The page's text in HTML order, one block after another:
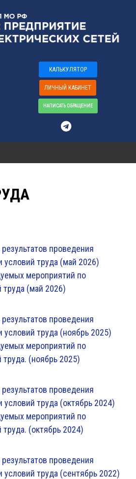
КАЛЬКУЛЯТОР
ЛИЧНЫЙ КАБИНЕТ
НАПИСАТЬ ОБРАЩЕНИЕ
проведения
условий труда (май 2026)
мероприятий по
(май 2026)
проведения
условий труда (ноябрь 2025)
мероприятий по
(ноябрь 2025)
проведения
условий труда (октябрь 2024)
мероприятий по
(октябрь 2024)
проведения
условий труда (сентябрь 2022)